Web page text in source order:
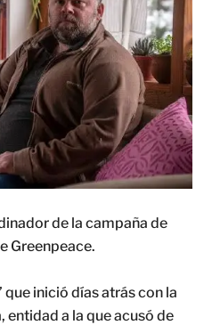
de la campaña de
Greenpeace.
inició días atrás con la
entidad a la que acusó de